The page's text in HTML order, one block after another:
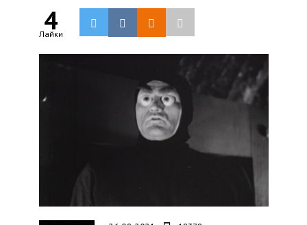
4
Лайки